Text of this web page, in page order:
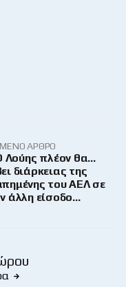
ΆΡΘΡΟ
Λούης πλέον θα…
διάρκειας της
του ΑΕΛ σε
άλλη είσοδο…